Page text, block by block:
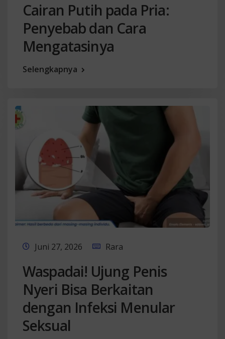
Cairan Putih pada Pria:
Penyebab dan Cara
Mengatasinya
Selengkapnya
Juni 27, 2026 Rara
Waspadai! Ujung Penis
Nyeri Bisa Berkaitan
dengan Infeksi Menular
Seksual